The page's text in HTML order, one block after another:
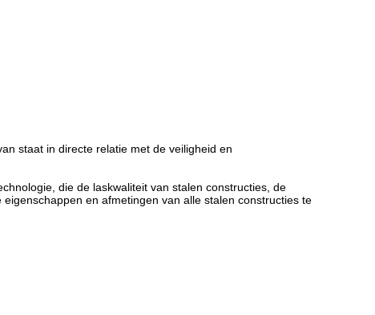
staat in directe relatie met de veiligheid en
die de laskwaliteit van stalen constructies, de
en afmetingen van alle stalen constructies te